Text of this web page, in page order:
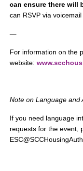
can ensure there will
can RSVP via
—
For information on the
website:
Note on Language and
If you need language
requests for the event,